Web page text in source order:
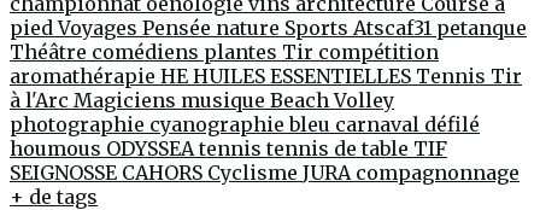
piedVoyages Pensée nature Sports Atscaf31 petanque
Théâtre comédiens plantes Tir compétition
aromathérapie HE HUILES ESSENTIELLES Tennis Tir
à l'Arc Magiciens musique Beach Volley
photographie cyanographiebleu carnaval défilé
houmous ODYSSEAtennistennis de table TIF
SEIGNOSSE CAHORS Cyclisme JURA compagnonnage
+ de tags